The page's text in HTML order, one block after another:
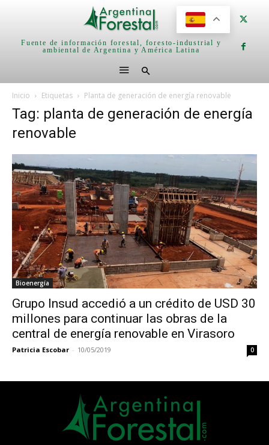
Fuente de información forestal, foresto-industrial y
ambiental de Argentina y América Latina
Inicio Etiquetas Planta de generación de energía renovable
Tag: planta de generación de energía
renovable
Bioenergía
Grupo Insud accedió a un crédito de USD 30
millones para continuar las obras de la
central de energía renovable en Virasoro
Patricia Escobar - 10/05/2019 0